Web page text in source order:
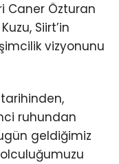
Caner Özturan
Siirt’in
vizyonunu
tarihinden,
ruhundan
geldiğimiz